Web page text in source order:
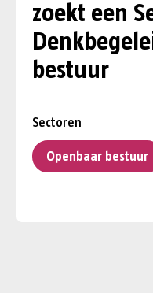
zoekt een
bestuur
Sectoren
Openbaar bestuur